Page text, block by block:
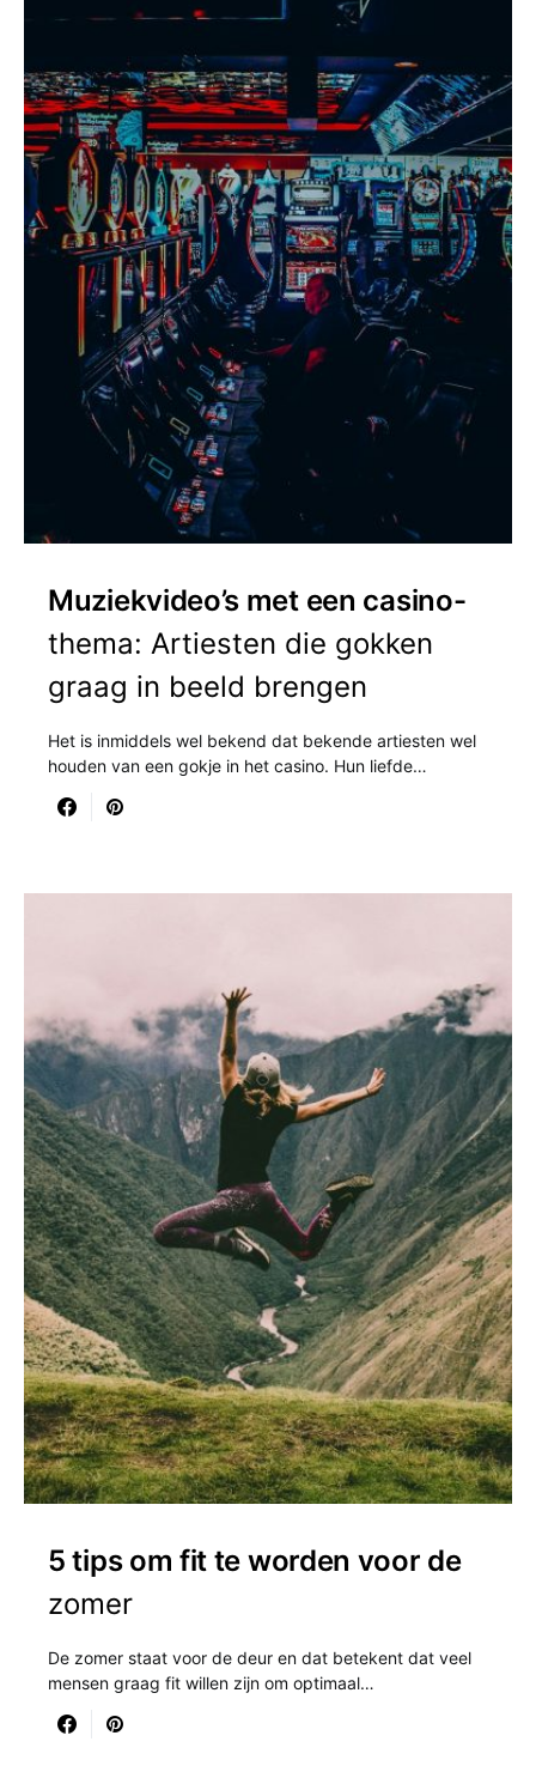
Muziekvideo’s met een casino-
thema: Artiesten die gokken
graag in beeld brengen
Het is inmiddels wel bekend dat bekende artiesten wel
houden van een gokje in het casino. Hun liefde…
5 tips om fit te worden voor de
zomer
De zomer staat voor de deur en dat betekent dat veel
mensen graag fit willen zijn om optimaal…